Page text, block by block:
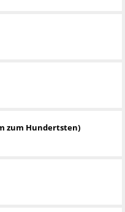
zum Hundertsten)